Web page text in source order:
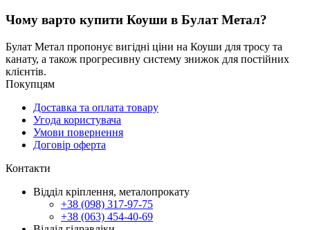
Чому варто купити Коуши в Булат Метал?
Булат Метал пропонує вигідні ціни на Коуши для тросу та
канату, а також прогресивну систему знижок для постійних
клієнтів.
Покупцям
Доставка та оплата товару
Угода користувача
Умови повернення
Договір оферта
Контакти
Відділ кріплення, металопрокату
+38 (098) 317-97-75
+38 (063) 454-40-69